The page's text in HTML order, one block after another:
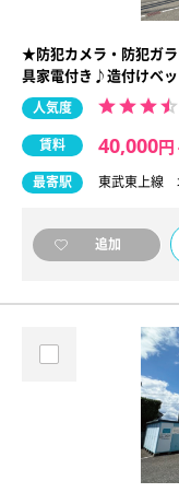
★防犯カメラ・防犯ガ
具家電付き♪造付けベ
人気度
賃料 40,000円
最寄駅 東武東上線
追加